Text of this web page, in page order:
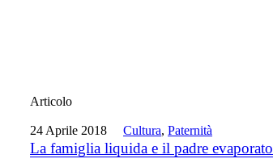
Articolo
24 Aprile 2018 Cultura,Paternità
La famiglia liquida e il padre evaporato